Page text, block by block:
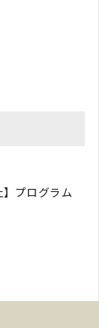
プログラム